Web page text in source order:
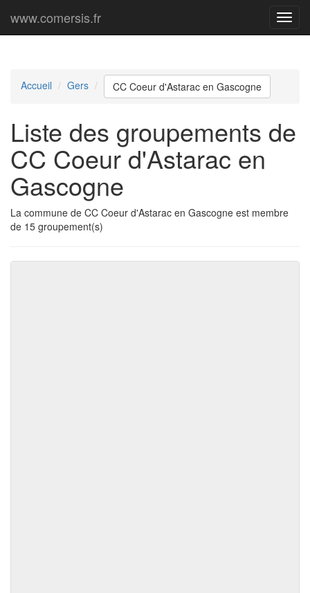
Menu
www.comersis.fr
Accueil Gers CC Coeur d'Astarac en Gascogne
Liste des groupements de
CC Coeur d'Astarac en
Gascogne
La commune de CC Coeur d'Astarac en Gascogne est membre
de 15 groupement(s)